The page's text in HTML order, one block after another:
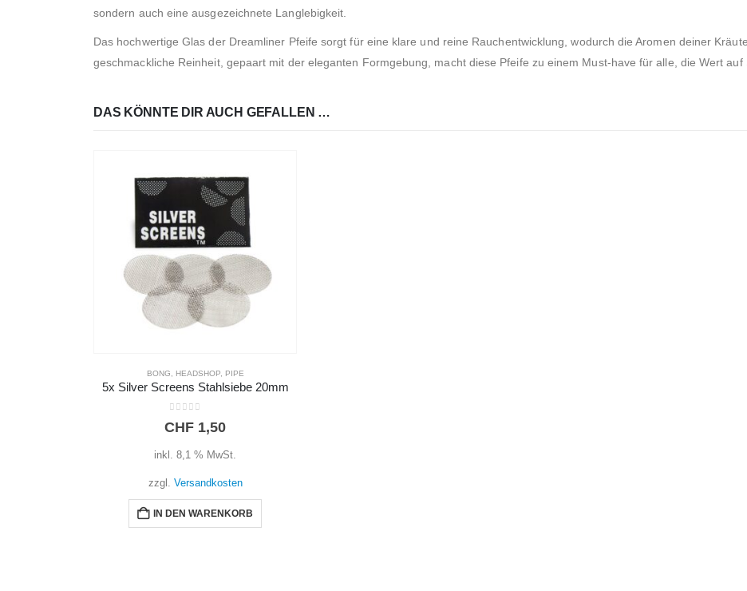
sondern auch eine ausgezeichnete Langlebigkeit.
Das hochwertige Glas der Dreamliner Pfeife sorgt für eine klare und reine Rauchentwicklung, wodurch die Aromen deiner
geschmackliche Reinheit, gepaart mit der eleganten Formgebung, macht diese Pfeife zu einem Must-have für alle, die Wert auf
DAS KÖNNTE DIR AUCH GEFALLEN …
BONG, HEADSHOP, PIPE
5x Silver Screens Stahlsiebe 20mm
CHF 1,50
inkl. 8,1 % MwSt.
zzgl. Versandkosten
IN DEN WARENKORB